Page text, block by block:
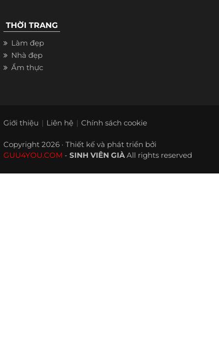
THỜI TRANG
Làm đẹp
Nhà đẹp
Ẩm thực
Giới thiệu Liên hệ Chính sách cookie
Copyright 2026 · Thiết kế và phát triển bởi
GUU4YOU.COM - SINH VIÊN GIÀAll rights reserved